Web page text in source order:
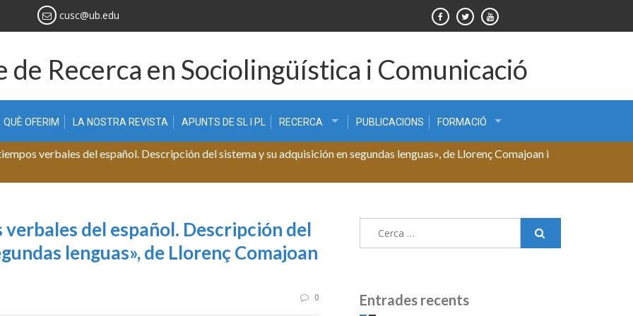
cusc@ub.edu
de Recerca en Sociolingüística i Comunicació
QUÈ OFERIM LA NOSTRA REVISTA APUNTS DE SL I PL RECERCA PUBLICACIONS FORMACIÓ
verbales del español. Descripción del sistema y su adquisición en segundas lenguas», de Llorenç Comajoan i
del español. Descripción del
lenguas», de Llorenç Comajoan
0 Entrades recents